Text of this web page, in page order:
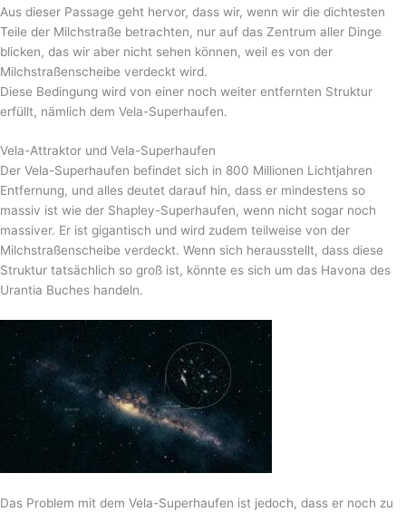
Aus dieser Passage geht hervor, dass wir, wenn wir die dichtesten
Teile der Milchstraße betrachten, nur auf das Zentrum aller Dinge
blicken, das wir aber nicht sehen können, weil es von der
Milchstraßenscheibe verdeckt wird.
Diese Bedingung wird von einer noch weiter entfernten Struktur
erfüllt, nämlich dem Vela-Superhaufen.
Vela-Attraktor und Vela-Superhaufen
Der Vela-Superhaufen befindet sich in 800 Millionen Lichtjahren
Entfernung, und alles deutet darauf hin, dass er mindestens so
massiv ist wie der Shapley-Superhaufen, wenn nicht sogar noch
massiver. Er ist gigantisch und wird zudem teilweise von der
Milchstraßenscheibe verdeckt. Wenn sich herausstellt, dass diese
Struktur tatsächlich so groß ist, könnte es sich um das Havona des
Urantia Buches handeln.
Das Problem mit dem Vela-Superhaufen ist jedoch, dass er noch zu